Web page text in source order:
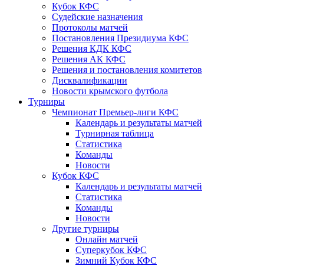
Кубок КФС
Судейские назначения
Протоколы матчей
Постановления Президиума КФС
Решения КДК КФС
Решения АК КФС
Решения и постановления комитетов
Дисквалификации
Новости крымского футбола
Турниры
Чемпионат Премьер-лиги КФС
Календарь и результаты матчей
Турнирная таблица
Статистика
Команды
Новости
Кубок КФС
Календарь и результаты матчей
Статистика
Команды
Новости
Другие турниры
Онлайн матчей
Суперкубок КФС
Зимний Кубок КФС